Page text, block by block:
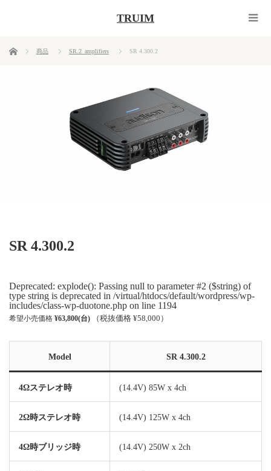
TRUIM
ホーム 商品 SR.2_amplifiers SR 4.300.2
SR 4.300.2
Deprecated: explode(): Passing null to parameter #2 ($string) of
type string is deprecated in /virtual/htdocs/default/wordpress/wp-
includes/class-wp-duotone.php on line 1194
希望小売価格 ¥63,800(台) （税抜価格 ¥58,000）
Model SR 4.300.2
4Ωステレオ時 (14.4V) 85W x 4ch
2Ω時ステレオ時 (14.4V) 125W x 4ch
4Ω時ブリッジ時 (14.4V) 250W x 2ch